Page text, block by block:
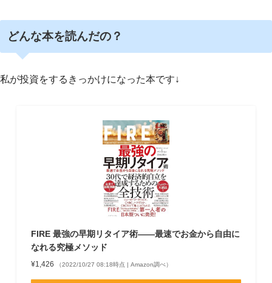
どんな本を読んだの？
私が投資をするきっかけになった本です↓
FIRE 最強の早期リタイア術――最速でお金から自由に
なれる究極メソッド
¥1,426 （2022/10/27 08:18時点 | Amazon調べ）